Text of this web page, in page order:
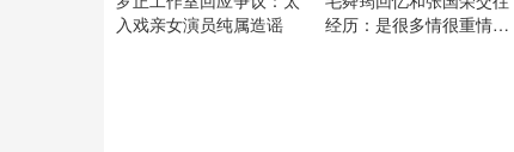
入戏亲女演员纯属造谣
经历：是很多情很重情的